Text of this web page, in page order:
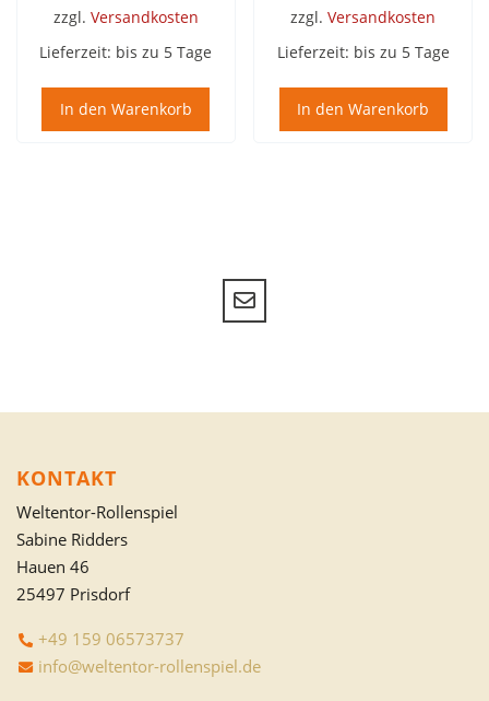
zzgl. Versandkosten
Lieferzeit: bis zu 5 Tage
In den Warenkorb
zzgl.Versandkosten
Lieferzeit: bis zu 5 Tage
In den Warenkorb
KONTAKT
Weltentor-Rollenspiel
Sabine Ridders
Hauen 46
25497 Prisdorf
+49 159 06573737
info@weltentor-rollenspiel.de